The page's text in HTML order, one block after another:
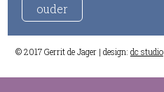
ouder
© 2017 Gerrit de Jager | design: dc studio